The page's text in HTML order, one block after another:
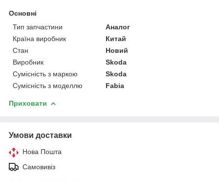
Основні
Тип запчастини
Аналог
Країна виробник
Китай
Стан
Новий
Виробник
Skoda
Сумісність з маркою
Skoda
Сумісність з моделлю
Fabia
Приховати
Умови доставки
Нова Пошта
Самовивіз